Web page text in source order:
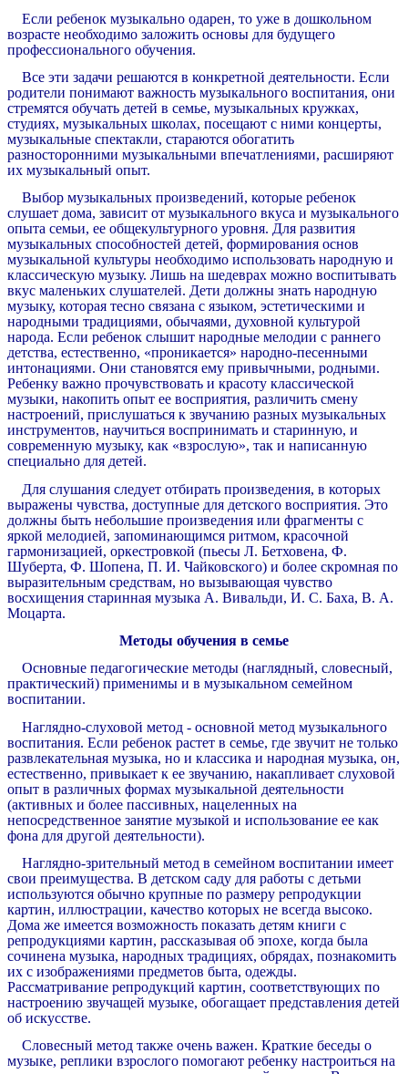
Если ребенок музыкально одарен, то уже в дошкольном
возрасте необходимо заложить основы для будущего
профессионального обучения.
Все эти задачи решаются в конкретной деятельности. Если
родители понимают важность музыкального воспитания, они
стремятся обучать детей в семье, музыкальных кружках,
студиях, музыкальных школах, посещают с ними концерты,
музыкальные спектакли, стараются обогатить
разносторонними музыкальными впечатлениями, расширяют
их музыкальный опыт.
Выбор музыкальных произведений, которые ребенок
слушает дома, зависит от музыкального вкуса и музыкального
опыта семьи, ее общекультурного уровня. Для развития
музыкальных способностей детей, формирования основ
музыкальной культуры необходимо использовать народную и
классическую музыку. Лишь на шедеврах можно воспитывать
вкус маленьких слушателей. Дети должны знать народную
музыку, которая тесно связана с языком, эстетическими и
народными традициями, обычаями, духовной культурой
народа. Если ребенок слышит народные мелодии с раннего
детства, естественно, «проникается» народно-песенными
интонациями. Они становятся ему привычными, родными.
Ребенку важно прочувствовать и красоту классической
музыки, накопить опыт ее восприятия, различить смену
настроений, прислушаться к звучанию разных музыкальных
инструментов, научиться воспринимать и старинную, и
современную музыку, как «взрослую», так и написанную
специально для детей.
Для слушания следует отбирать произведения, в которых
выражены чувства, доступные для детского восприятия. Это
должны быть небольшие произведения или фрагменты с
яркой мелодией, запоминающимся ритмом, красочной
гармонизацией, оркестровкой (пьесы Л. Бетховена, Ф.
Шуберта, Ф. Шопена, П. И. Чайковского) и более скромная по
выразительным средствам, но вызывающая чувство
восхищения старинная музыка А. Вивальди, И. С. Баха, В. А.
Моцарта.
Методы обучения в семье
Основные педагогические методы (наглядный, словесный,
практический) применимы и в музыкальном семейном
воспитании.
Наглядно-слуховой метод - основной метод музыкального
воспитания. Если ребенок растет в семье, где звучит не только
развлекательная музыка, но и классика и народная музыка, он,
естественно, привыкает к ее звучанию, накапливает слуховой
опыт в различных формах музыкальной деятельности
(активных и более пассивных, нацеленных на
непосредственное занятие музыкой и использование ее как
фона для другой деятельности).
Наглядно-зрительный метод в семейном воспитании имеет
свои преимущества. В детском саду для работы с детьми
используются обычно крупные по размеру репродукции
картин, иллюстрации, качество которых не всегда высоко.
Дома же имеется возможность показать детям книги с
репродукциями картин, рассказывая об эпохе, когда была
сочинена музыка, народных традициях, обрядах, познакомить
их с изображениями предметов быта, одежды.
Рассматривание репродукций картин, соответствующих по
настроению звучащей музыке, обогащает представления детей
об искусстве.
Словесный метод также очень важен. Краткие беседы о
музыке, реплики взрослого помогают ребенку настроиться на